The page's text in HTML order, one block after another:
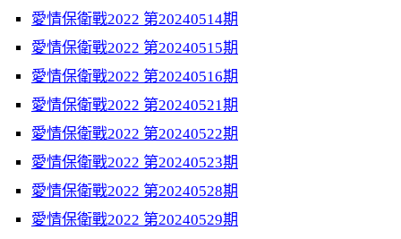
愛情保衛戰2022 第20240514期
愛情保衛戰2022 第20240515期
愛情保衛戰2022 第20240516期
愛情保衛戰2022 第20240521期
愛情保衛戰2022 第20240522期
愛情保衛戰2022 第20240523期
愛情保衛戰2022 第20240528期
愛情保衛戰2022 第20240529期